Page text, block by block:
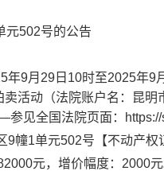
元502号的公告
5年9月 29 日 10时至2025年9
活动（法院账户名：昆
参见全国法院页面：
9幢1单元502号 【不动产权
元，增价幅度： 2000